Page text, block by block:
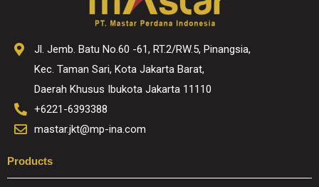
Jl. Jemb. Batu No.60 -61, RT.2/RW.5, Pinangsia,
Kec. Taman Sari, Kota Jakarta Barat,
Daerah Khusus Ibukota Jakarta 11110
+6221-6393388
mastar.jkt@mp-ina.com
Products